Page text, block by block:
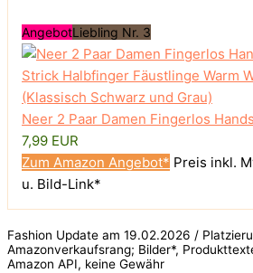
AngebotLiebling Nr. 3
Neer 2 Paar Damen Fingerlos
7,99 EUR
Zum Amazon Angebot* Preis inkl.
u. Bild-Link*
Fashion Update am 19.02.2026 /
Amazonverkaufsrang; Bilder*,
Amazon API, keine Gewähr